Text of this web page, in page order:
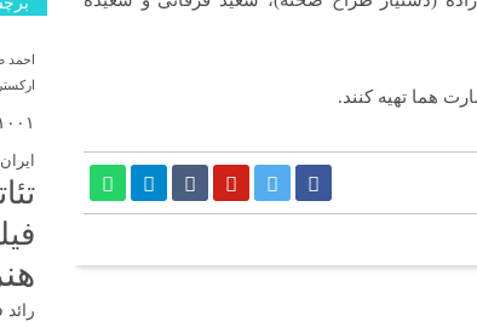
هما تهیه کنند.
احمد
۱۰۰۱
ایران
رائد